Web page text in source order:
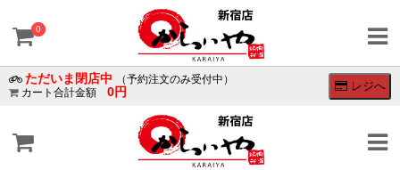
0 ×
会
員
イ
ただいま閉店中
（予約注文のみ受付中）
カート合計金額 0円 レジへ
0 ×